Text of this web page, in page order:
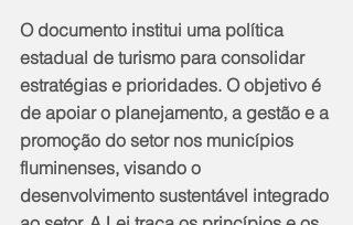
O documento institui uma política
estadual de turismo para consolidar
estratégias e prioridades. O objetivo é
de apoiar o planejamento, a gestão e a
promoção do setor nos municípios
fluminenses, visando o
desenvolvimento sustentável integrado